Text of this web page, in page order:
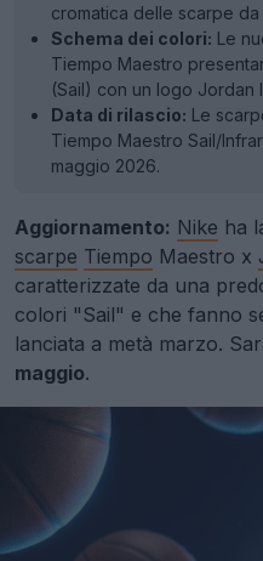
cromatica delle scarpe
Schema dei colori: Le
Tiempo Maestro
(Sail) con un logo Jordan
Data di rilascio: Le
Tiempo Maestro Sail/
maggio 2026.
Aggiornamento: Nike ha
scarpe Tiempo Maestro x
caratterizzate da una
colori "Sail" e che fanno
lanciata a metà marzo.
maggio.